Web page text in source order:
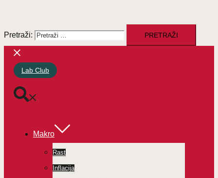
Pretraži:
Lab Club
Makro
Rast
Inflacija